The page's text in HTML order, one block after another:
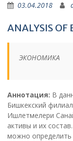
03.04.2018
ANALYSIS OF
ЭКОНОМИКА
Аннотация: В
Бишкекский
Ишлетмелери
активы и их
можно определить